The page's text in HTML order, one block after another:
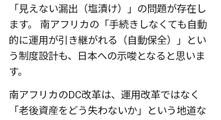
「見えない漏出（塩漬け）」の問題が存在し
ます。 南アフリカの「手続きしなくても自動
的に運用が引き継がれる（自動保全）」とい
う制度設計も、日本への示唆となると思いま
す。
南アフリカのDC改革は、運用改革ではなく
「老後資産をどう失わないか」という地道な